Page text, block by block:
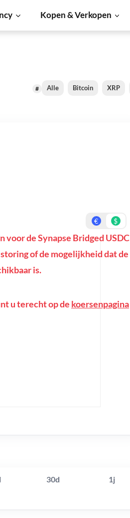
Kopen & Verkopen
# Alle Bitcoin XRP
€ $
de Synapse Bridged USDC
of de mogelijkheid dat de
is.
u terecht op de koersenpagina
30d 1j